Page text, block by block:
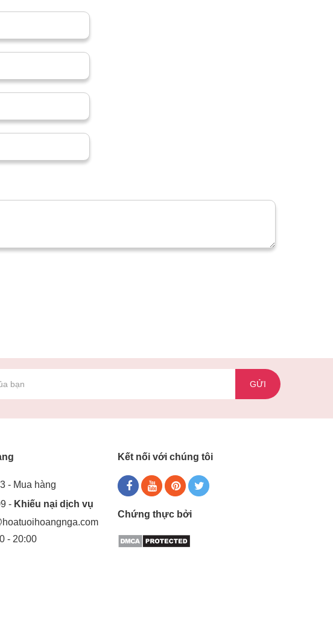
GỬI
- Mua hàng
- Khiếu nại dịch vụ
- 20:00
Kết nối với chúng tôi
Chứng thực bởi